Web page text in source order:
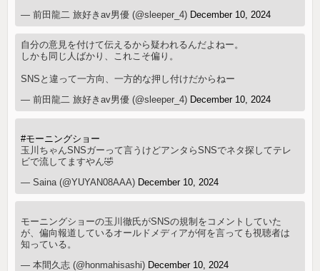
— 前田龍二 旅好きav男優 (@sleeper_4) December 10, 2024
自分の意見を付けて伝えるから疑われるんだよねー。
しかも同じ人ばかり、これこそ偏り。
SNSと違って一方向、一方的な押し付けだからねー
— 前田龍二 旅好きav男優 (@sleeper_4) December 10, 2024
#モーニングショー
玉川ちゃんSNSガーって言うけどアンタらSNSでネタ探してテレ
ビで流してますやん🤣
— Saina (@YUYAN08AAA) December 10, 2024
モーニングショーの玉川徹氏がSNSの規制をコメントしていた
が、偏向報道しているオールドメディアが何を言っても視聴者は
知っている。
— 本間久志 (@honmahisashi) December 10, 2024